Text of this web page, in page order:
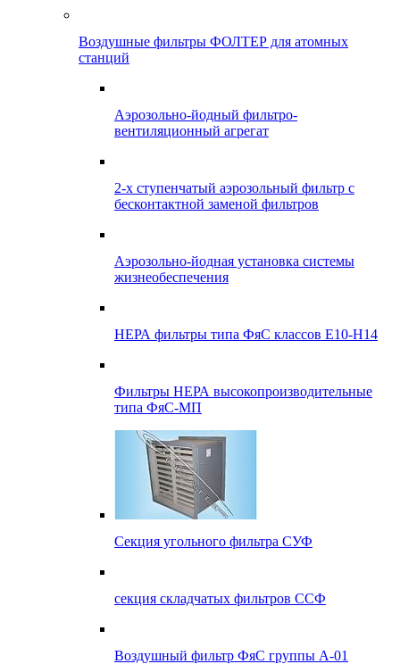
Воздушные фильтры ФОЛТЕР для атомных
станций
Аэрозольно-йодный фильтро-
вентиляционный агрегат
2-х ступенчатый аэрозольный фильтр с
бесконтактной заменой фильтров
Аэрозольно-йодная установка системы
жизнеобеспечения
НЕРА фильтры типа ФяС классов Е10-Н14
Фильтры НЕРА высокопроизводительные
типа ФяС-МП
Секция угольного фильтра СУФ
секция складчатых фильтров ССФ
Воздушный фильтр ФяС группы А-01